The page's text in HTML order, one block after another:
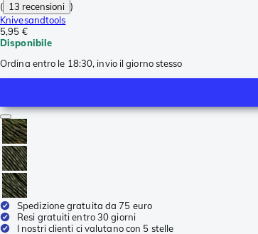
( 13 recensioni )
Knivesandtools
5,95 €
Disponibile
Ordina entro le 18:30, invio il giorno stesso
Spedizione gratuita da 75 euro
Resi gratuiti entro 30 giorni
I nostri clienti ci valutano con 5 stelle